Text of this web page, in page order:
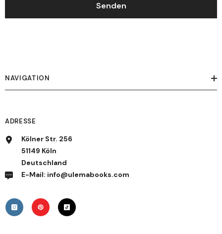
Senden
NAVIGATION
ADRESSE
Kölner Str. 256
51149 Köln
Deutschland
E-Mail: info@ulemabooks.com